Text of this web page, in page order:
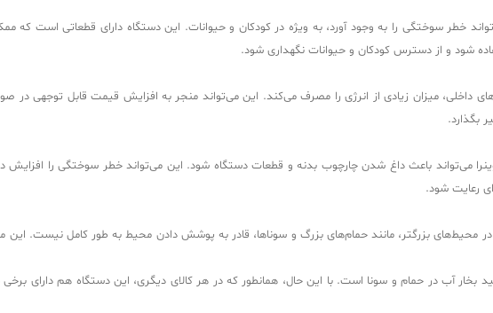
خطر سوختگی را به وجود آورد، به ویژه در کودکان و حیوانات. این دستگاه دارای قطعاتی
شود و از دسترس کودکان و حیوانات نگهداری شود.
داخلی، میزان زیادی از انرژی را مصرف می‌کند. این می‌تواند منجر به افزایش قیمت قابل توجهی
بگذارد.
می‌تواند باعث داغ شدن چارچوب بدنه و قطعات دستگاه شود. این می‌تواند خطر سوختگی را
رعایت شود.
محیط‌های بزرگتر، مانند حمام‌های بزرگ و سوناها، قادر به پوشش دادن محیط به طور کامل نیست. این
بخار آب در حمام و سونا است. با این حال، همانطور که در هر کالای دیگری، این دستگاه هم دارای